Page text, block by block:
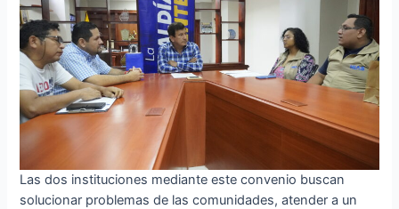
Las dos instituciones mediante este convenio buscan
solucionar problemas de las comunidades, atender a un